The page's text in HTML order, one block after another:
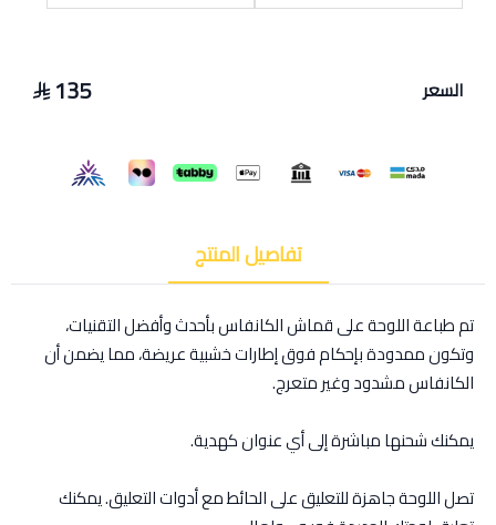
السعر 135
تفاصيل المنتج
تم طباعة اللوحة على قماش الكانفاس بأحدث وأفضل التقنيات،
وتكون ممدودة بإحكام فوق إطارات خشبية عريضة، مما يضمن أن
الكانفاس مشدود وغير متعرج.
يمكنك شحنها مباشرة إلى أي عنوان كهدية.
تصل اللوحة جاهزة للتعليق على الحائط مع أدوات التعليق. يمكنك